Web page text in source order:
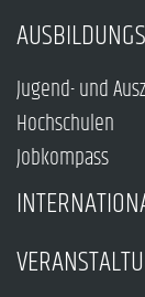
Jugend- und
Hochschulen
Jobkompass